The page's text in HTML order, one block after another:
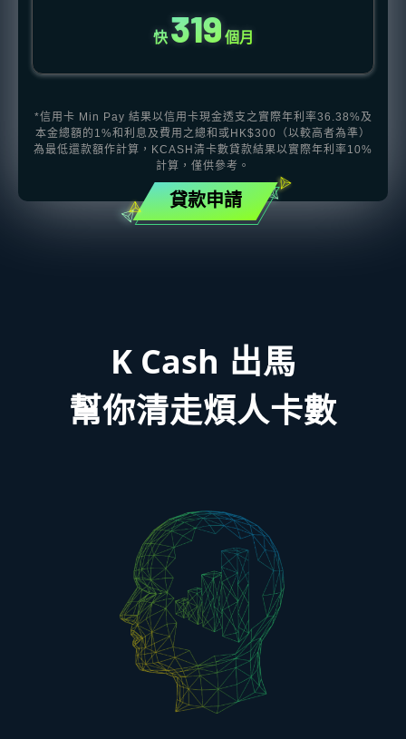
快319 個月
*信用卡 Min Pay 結果以信用卡現金透支之實際年利率36.38%及
本金總額的1%和利息及費用之總和或HK$300（以較高者為準）
為最低還款額作計算，KCASH清卡數貸款結果以實際年利率10%
計算，僅供參考。
貸款申請
K Cash 出馬
幫你清走煩人卡數